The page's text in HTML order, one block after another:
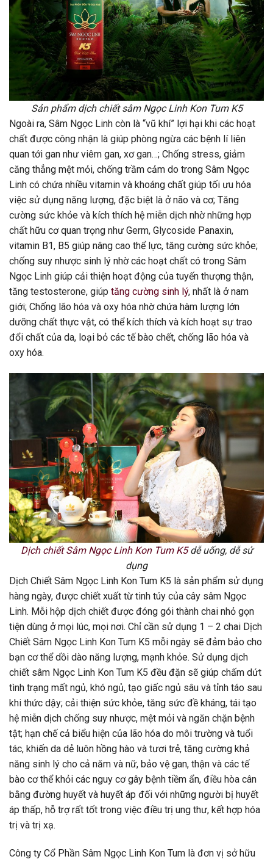
Sản phẩm dịch chiết sâm Ngọc Linh Kon Tum K5
Ngoài ra, Sâm Ngọc Linh còn là “vũ khí” lợi hại khi các hoạt
chất được công nhận là giúp phòng ngừa các bệnh lí liên
quan tới gan như viêm gan, xơ gan…; Chống stress, giảm
căng thẳng mệt mỏi, chống trầm cảm do trong Sâm Ngọc
Linh có chứa nhiều vitamin và khoáng chất giúp tối ưu hóa
việc sử dụng năng lượng, đặc biệt là ở não và cơ; Tăng
cường sức khỏe và kích thích hệ miễn dịch nhờ những hợp
chất hữu cơ quan trọng như Germ, Glycoside Panaxin,
vitamin B1, B5 giúp nâng cao thể lực, tăng cường sức khỏe;
chống suy nhược sinh lý nhờ các hoạt chất có trong Sâm
Ngọc Linh giúp cải thiện hoạt động của tuyến thượng thận,
tăng testosterone, giúp tăng cường sinh lý, nhất là ở nam
giới; Chống lão hóa và oxy hóa nhờ chứa hàm lượng lớn
dưỡng chất thực vật, có thể kích thích và kích hoạt sự trao
đổi chất của da, loại bỏ các tế bào chết, chống lão hóa và
oxy hóa.
Dịch chiết Sâm Ngọc Linh Kon Tum K5dễ uống, dễ sử
dụng
Dịch Chiết Sâm Ngọc Linh Kon Tum K5 là sản phẩm sử dụng
hàng ngày, được chiết xuất từ tinh túy của cây sâm Ngọc
Linh. Mỗi hộp dịch chiết được đóng gói thành chai nhỏ gọn
tiện dùng ở mọi lúc, mọi nơi. Chỉ cần sử dụng 1 – 2 chai Dịch
Chiết Sâm Ngọc Linh Kon Tum K5 mỗi ngày sẽ đảm bảo cho
bạn cơ thể dồi dào năng lượng, mạnh khỏe. Sử dụng dịch
chiết sâm Ngọc Linh Kon Tum K5 đều đặn sẽ giúp chấm dứt
tình trạng mất ngủ, khó ngủ, tạo giấc ngủ sâu và tỉnh táo sau
khi thức dậy; cải thiện sức khỏe, tăng sức đề kháng, tái tạo
hệ miễn dịch chống suy nhược, mệt mỏi và ngăn chặn bệnh
tật; hạn chế cả biểu hiện của lão hóa do môi trường và tuổi
tác, khiến da dẻ luôn hồng hào và tươi trẻ, tăng cường khả
năng sinh lý cho cả năm và nữ, bảo vệ gan, thận và các tế
bào cơ thể khỏi các nguy cơ gây bệnh tiềm ẩn, điều hòa cân
bằng đường huyết và huyết áp đối với những người bị huyết
áp thấp, hỗ trợ rất tốt trong việc điều trị ung thư, kết hợp hóa
trị và trị xạ.
Công ty Cổ Phần Sâm Ngọc Linh Kon Tum là đơn vị sở hữu